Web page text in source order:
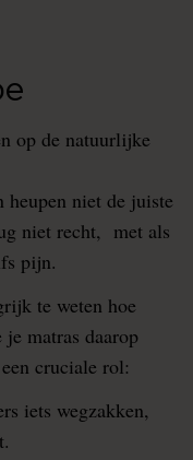
op de natuurlijke
heupen niet de juiste
niet recht, met als
pijn.
te weten hoe
matras daarop
cruciale rol:
iets wegzakken,